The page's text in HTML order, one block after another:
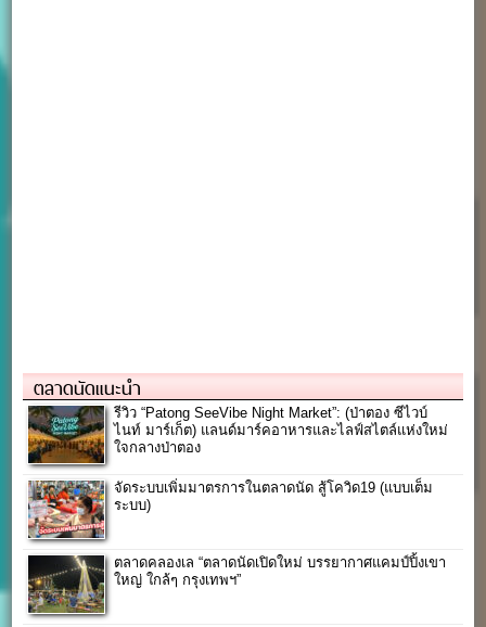
ตลาดนัดแนะนำ
รีวิว “Patong SeeVibe Night Market”: (ป่าตอง ซีไวบ์
ไนท์ มาร์เก็ต) แลนด์มาร์คอาหารและไลฟ์สไตล์แห่งใหม่
ใจกลางป่าตอง
จัดระบบเพิ่มมาตรการในตลาดนัด สู้โควิด19 (แบบเต็ม
ระบบ)
ตลาดคลองเล “ตลาดนัดเปิดใหม่ บรรยากาศแคมป์ปิ้งเขา
ใหญ่ ใกล้ๆ กรุงเทพฯ”